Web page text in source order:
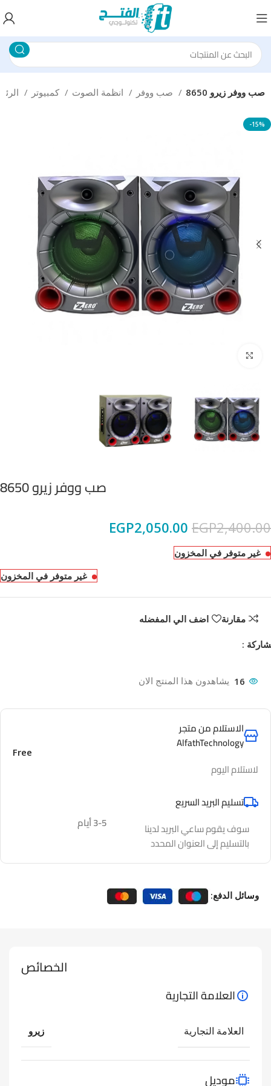
كمبيوتر صب ووفر زيرو 8650
-15%
صب ووفر زيرو 8650
EGP2,400.00
EGP2,050.00
غير متوفر في المخزون
غير متوفر في المخزون
مقارنة اضف الي المفضله
:
16 يشاهدون هذا المنتج الان
الاستلام من متجر
AlfathTechnology
لاستلام اليوم
Free
تسليم البريد السريع
سوف يقوم ساعي البريد لدينا
بالتسليم إلى العنوان المحدد
3-5 أيام
وسائل الدفع:
الخصائص
العلامة التجارية
العلامة التجارية زيرو
موديل